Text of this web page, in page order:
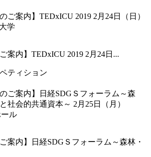
案内】TEDxICU 2019 2月24日...
ティション
案内】日経SDGＳフォーラム～森林・